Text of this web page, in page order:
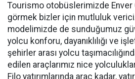
Tourismo otobüslerimizde Enver
görmek bizler için mutluluk
modelimizde de sunduğumuz
yolcu konforu, dayanıklılığı ve
şehirler arası yolcu
edilen araçlarımız nice
Filo yatırımlarında araç kadar,